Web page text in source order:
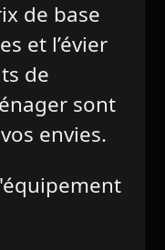
de base
et l’évier
de
sont
envies.